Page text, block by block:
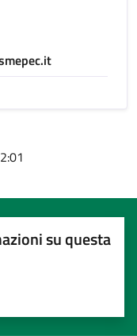
su questa